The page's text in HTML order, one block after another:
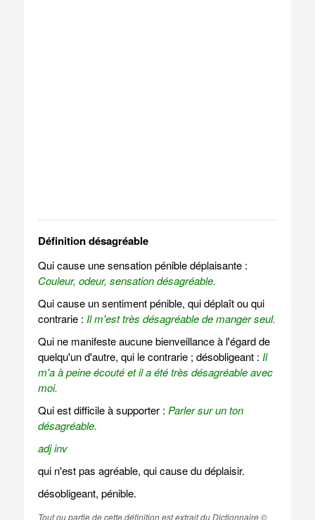
Définition désagréable
Qui cause une sensation pénible déplaisante :
Couleur, odeur, sensation désagréable.
Qui cause un sentiment pénible, qui déplaît ou qui
contrarie : Il m'est très désagréable de manger seul.
Qui ne manifeste aucune bienveillance à l'égard de
quelqu'un d'autre, qui le contrarie ; désobligeant : Il
m'a à peine écouté et il a été très désagréable avec
moi.
Qui est difficile à supporter : Parler sur un ton
désagréable.
adj inv
qui n'est pas agréable, qui cause du déplaisir.
désobligeant, pénible.
Tout ou partie de cette définition est extrait du Dictionnaire ©